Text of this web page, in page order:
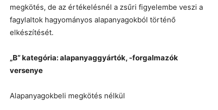
megkötés, de az értékelésnél a zsűri figyelembe veszi a
fagylaltok hagyományos alapanyagokból történő
elkészítését.
„B” kategória: alapanyaggyártók, -forgalmazók
versenye
Alapanyagokbeli megkötés nélkül